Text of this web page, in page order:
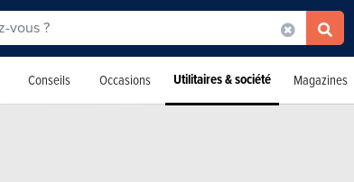
Conseils Occasions Utilitaires & société Magazines